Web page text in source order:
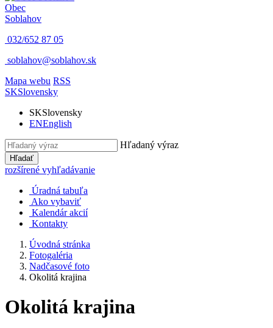
Obec
Soblahov
032/652 87 05
soblahov@soblahov.sk
Mapa webu RSS
SKSlovensky
SKSlovensky
ENEnglish
Hľadaný výraz
Hľadať
rozšírené vyhľadávanie
Úradná tabuľa
Ako vybaviť
Kalendár akcií
Kontakty
Úvodná stránka
Fotogaléria
Nadčasové foto
Okolitá krajina
Okolitá krajina